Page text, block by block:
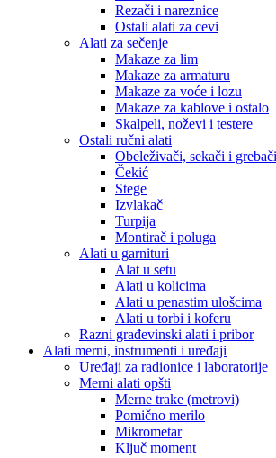
Rezači i nareznice
Ostali alati za cevi
Alati za sečenje
Makaze za lim
Makaze za armaturu
Makaze za voće i lozu
Makaze za kablove i ostalo
Skalpeli, noževi i testere
Ostali ručni alati
Obeleživači, sekači i grebači
Čekić
Stege
Izvlakač
Turpija
Montirač i poluga
Alati u garnituri
Alat u setu
Alati u kolicima
Alati u penastim ulošcima
Alati u torbi i koferu
Razni građevinski alati i pribor
Alati merni, instrumenti i uređaji
Uređaji za radionice i laboratorije
Merni alati opšti
Merne trake (metrovi)
Pomično merilo
Mikrometar
Ključ moment